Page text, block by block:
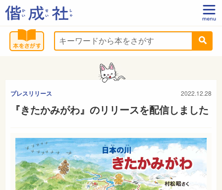
プレスリリース 2022.12.28
『きたかみがわ』のリリースを配信しました